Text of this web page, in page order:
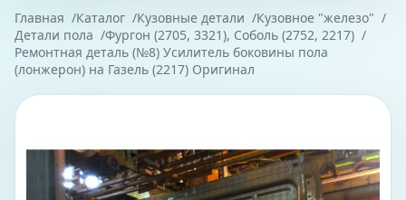
Главная Каталог Кузовные детали
Кузовное "железо"
Детали пола
Фургон (2705, 3321), Соболь (2752, 2217)
Ремонтная деталь (№8) Усилитель боковины пола
(лонжерон) на Газель (2217) Оригинал